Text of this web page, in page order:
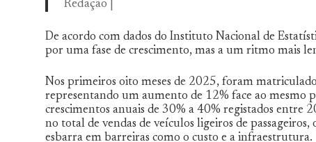
Redação |
De acordo com dados do Instituto Nacional de
por uma fase de crescimento, mas a um ritmo mais
Nos primeiros oito meses de 2025, foram
representando um aumento de 12% face ao mesmo
crescimentos anuais de 30% a 40% registados
no total de vendas de veículos ligeiros de
esbarra em barreiras como o custo e a infraestrutura.